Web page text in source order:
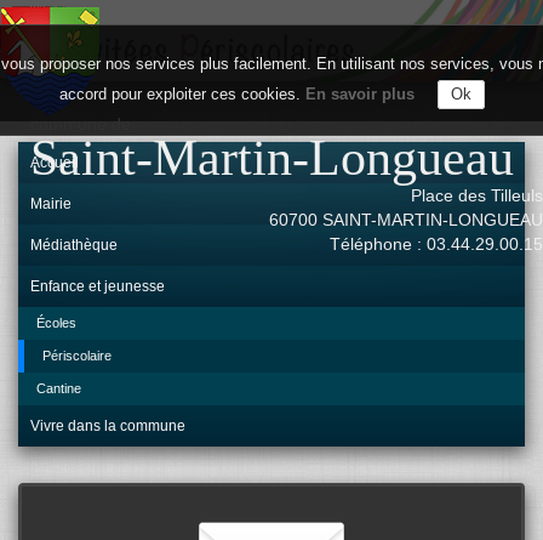
proposer nos services plus facilement. En utilisant nos services, vous
accord pour exploiter ces cookies. En savoir plus Ok
commune de
Saint-Martin-Longueau
Place des Tilleuls
60700 SAINT-MARTIN-LONGUEAU
Téléphone : 03.44.29.00.15
Accueil
Mairie
Médiathèque
Enfance et jeunesse
Écoles
Périscolaire
Cantine
Vivre dans la commune